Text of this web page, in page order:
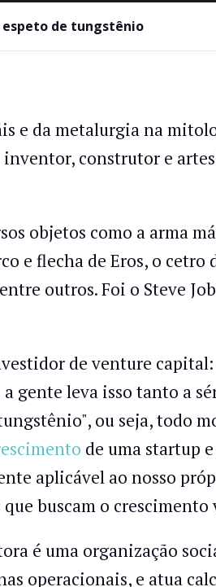
espeto de tungstênio
e da metalurgia na
construtor e
objetos como a arma
e flecha de Eros, o
outros. Foi o Steve
de venture
gente leva isso tanto a
ou seja, todo
de uma startup
aplicável ao nosso
buscam o
é uma organização
operacionais, e atua